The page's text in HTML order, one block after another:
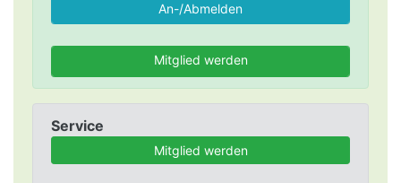
Mitglied werden
Service
Mitglied werden